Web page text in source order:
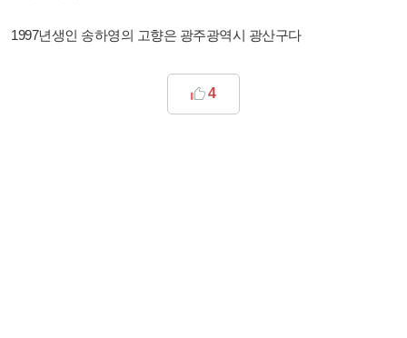
1997년생인 송하영의 고향은 광주광역시 광산구다
4